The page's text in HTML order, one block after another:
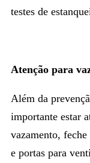
testes de
Atenção para
Além da
importante estar
vazamento,
e portas para